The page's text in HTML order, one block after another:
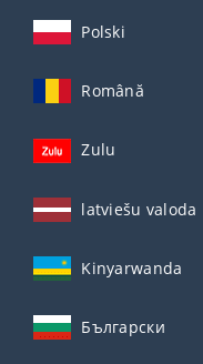
Polski
Română
Zulu
latviešu valoda
Kinyarwanda
Български